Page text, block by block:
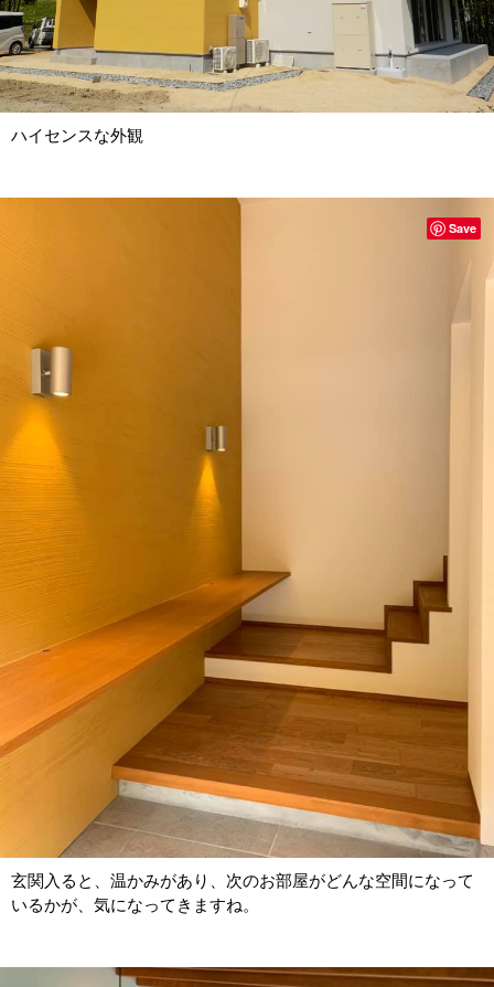
ハイセンスな外観
玄関入ると、温かみがあり、次のお部屋がどんな空間になって
いるかが、気になってきますね。
Save